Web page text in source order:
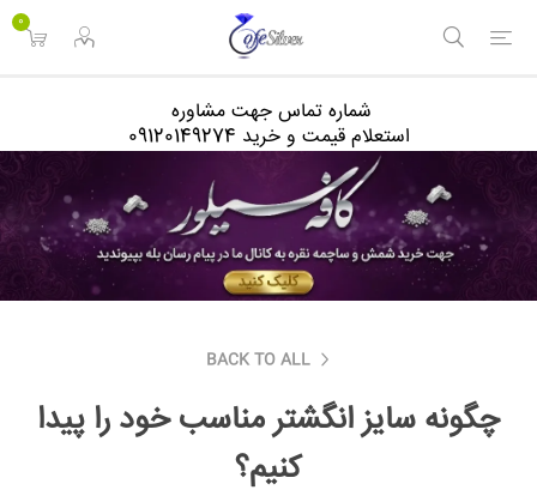
0
شماره تماس جهت مشاوره
استعلام قیمت و خرید 09120149274
BACK TO ALL
چگونه سایز انگشتر مناسب خود را پیدا
کنیم؟